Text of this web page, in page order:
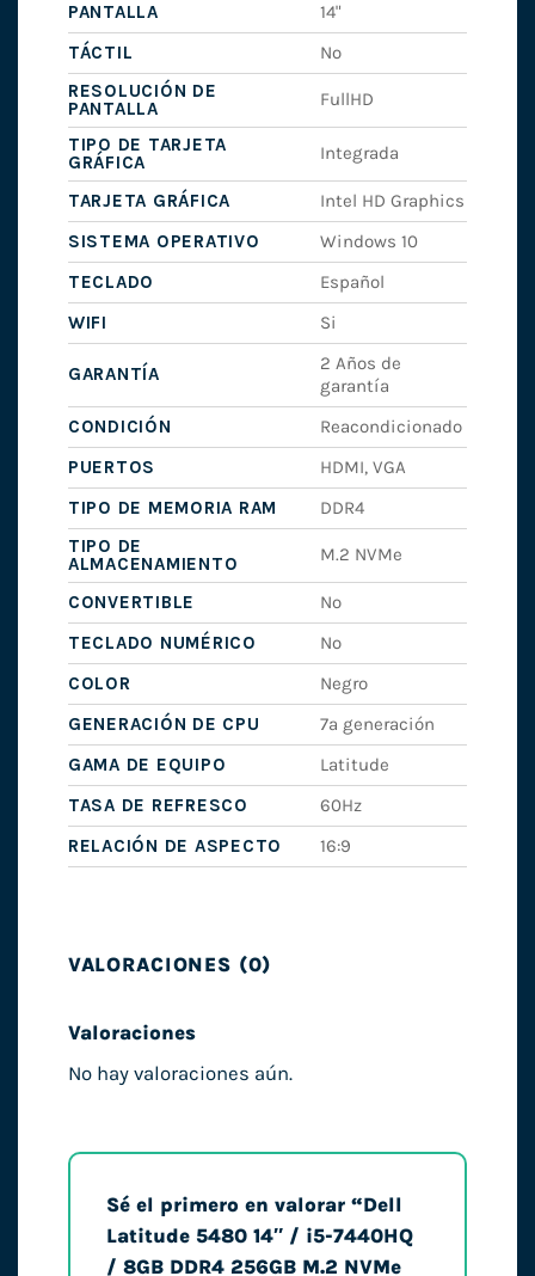
PANTALLA
14"
TÁCTIL
No
RESOLUCIÓN DE
PANTALLA
FullHD
TIPO DE TARJETA
GRÁFICA
Integrada
TARJETA GRÁFICA
Intel HD Graphics
SISTEMA OPERATIVO
Windows 10
TECLADO
Español
WIFI
Si
GARANTÍA
2 Años de
garantía
CONDICIÓN
Reacondicionado
PUERTOS
HDMI, VGA
TIPO DE MEMORIA RAM
DDR4
TIPO DE
ALMACENAMIENTO
M.2 NVMe
CONVERTIBLE
No
TECLADO NUMÉRICO
No
COLOR
Negro
GENERACIÓN DE CPU
7ª generación
GAMA DE EQUIPO
Latitude
TASA DE REFRESCO
60Hz
RELACIÓN DE ASPECTO
16:9
VALORACIONES (0)
Valoraciones
No hay valoraciones aún.
Sé el primero en valorar “Dell
Latitude 5480 14″ / i5-7440HQ
/ 8GB DDR4 256GB M.2 NVMe